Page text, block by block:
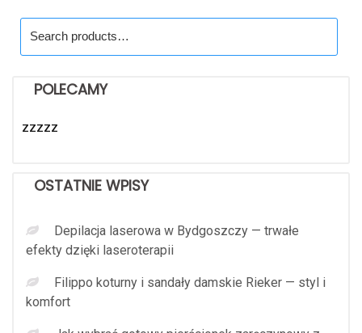
for:
POLECAMY
zzzzz
OSTATNIE WPISY
Depilacja laserowa w Bydgoszczy — trwałe
efekty dzięki laseroterapii
Filippo koturny i sandały damskie Rieker — styl i
komfort